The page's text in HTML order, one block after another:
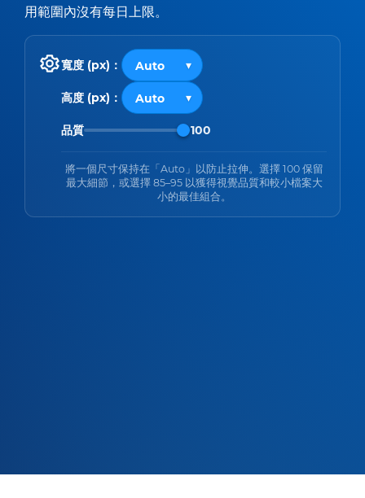
用範圍內沒有每日上限。
寬度 (px)：
高度 (px)：
品質 100
將一個尺寸保持在「Auto」以防止拉伸。選擇 100 保留
最大細節，或選擇 85–95 以獲得視覺品質和較小檔案大
小的最佳組合。